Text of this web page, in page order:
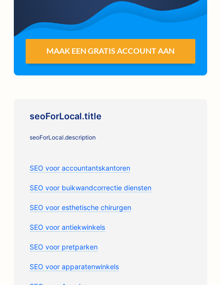
MAAK EEN GRATIS ACCOUNT AAN
seoForLocal.title
seoForLocal.description
SEO voor accountantskantoren
SEO voor buikwandcorrectie diensten
SEO voor esthetische chirurgen
SEO voor antiekwinkels
SEO voor pretparken
SEO voor apparatenwinkels